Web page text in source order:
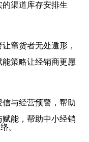
的渠道库存安排生
窜货者无处遁形，
能策略让经销商更愿
信与经营预警，帮助
赋能，帮助中小经销
。